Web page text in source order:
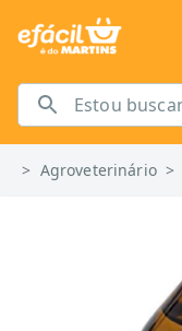
> Agroveterinário >